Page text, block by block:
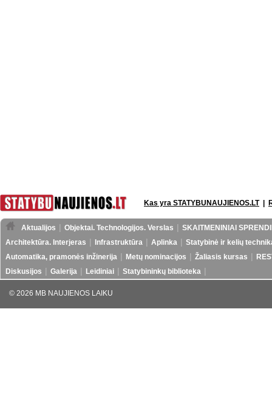
Kas yra STATYBUNAUJIENOS.LT|
Aktualijos Objektai. Technologijos. Verslas
SKAITMENINIAI
Architektūra. Interjeras
Infrastruktūra Aplinka
Statybinė ir kelių
Automatika, pramonės inžinerija
Metų nominacijos Žaliasis kursas
Diskusijos
Galerija Leidiniai Statybininkų biblioteka
© 2026 MB NAUJIENOS LAIKU